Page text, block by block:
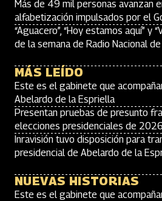
Más de 49 mil personas avanzan
alfabetización impulsados por el
“Aguacero”, “Hoy estamos aquí” y
de la semana de Radio Nacional
MÁS LEÍDO
Este es el gabinete que
Abelardo de la Espriella
Presentan pruebas de presunto
elecciones presidenciales de 2026
Inravisión tuvo disposición para
presidencial de Abelardo de la
NUEVAS HISTORIAS
Este es el gabinete que